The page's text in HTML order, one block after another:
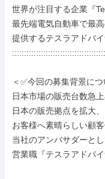
世界が注目する企業『
最先端電気自動車で最
提供するテスラアドバ
＜✅今回の募集背景につ
日本市場の販売台数急
日本の販売拠点を拡大
お客様へ素晴らしい顧客
当社のアンバサダーと
営業職『テスラアドバ